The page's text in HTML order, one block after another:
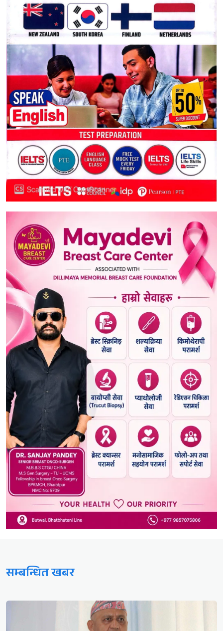
सम्बन्धित खबर